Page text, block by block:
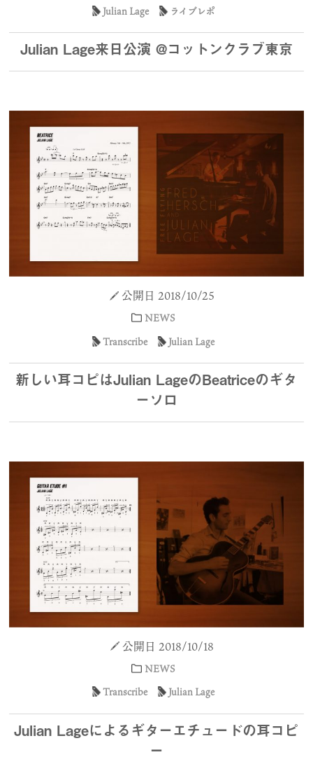
Julian Lage ライブレポ
Julian Lage来日公演 @コットンクラブ東京
公開日 2018/10/25
NEWS
Transcribe
Julian Lage
新しい耳コピはJulian LageのBeatriceのギタ
ーソロ
公開日 2018/10/18
NEWS
Transcribe
Julian Lage
Julian Lageによるギターエチュードの耳コピ
ー